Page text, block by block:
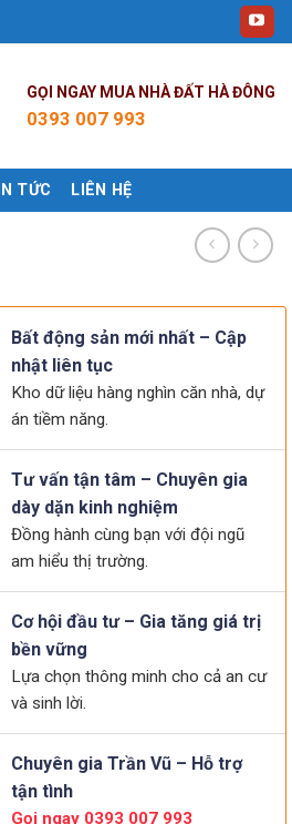
GỌI NGAY MUA NHÀ ĐẤT HÀ ĐÔNG
0393 007 993
TỨC LIÊN HỆ
Bất động sản mới nhất – Cập
nhật liên tục
Kho dữ liệu hàng nghìn căn nhà, dự
án tiềm năng.
Tư vấn tận tâm – Chuyên gia
dày dặn kinh nghiệm
Đồng hành cùng bạn với đội ngũ
am hiểu thị trường.
Cơ hội đầu tư – Gia tăng giá trị
bền vững
Lựa chọn thông minh cho cả an cư
và sinh lời.
Chuyên gia Trần Vũ – Hỗ trợ
tận tình
Gọi ngay 0393 007 993